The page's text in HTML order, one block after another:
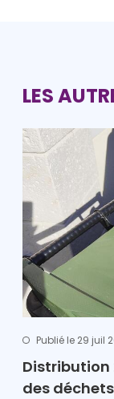
LES
Publié le 29 juil
Distribution
des déchets